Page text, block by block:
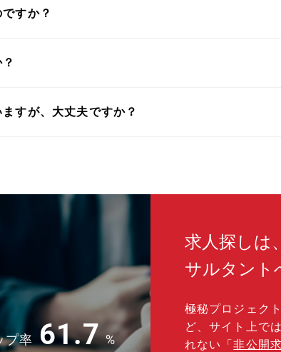
すか？
すが、大丈夫ですか？
プ率 61.7 %
求人探しは
サルタント
極秘プロジェク
ど、サイト上で
れない「非公開